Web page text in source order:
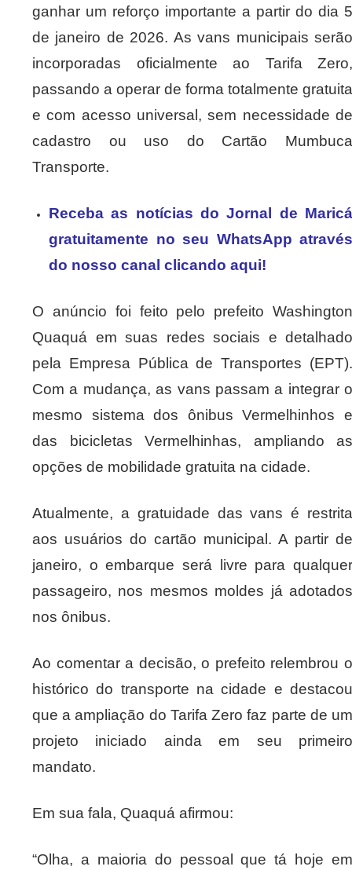
ganhar um reforço importante a partir do dia 5
de janeiro de 2026. As vans municipais serão
incorporadas oficialmente ao Tarifa Zero,
passando a operar de forma totalmente gratuita
e com acesso universal, sem necessidade de
cadastro ou uso do Cartão Mumbuca
Transporte.
Receba as notícias do Jornal de Maricá
gratuitamente no seu WhatsApp através
do nosso canal clicando aqui!
O anúncio foi feito pelo prefeito Washington
Quaquá em suas redes sociais e detalhado
pela Empresa Pública de Transportes (EPT).
Com a mudança, as vans passam a integrar o
mesmo sistema dos ônibus Vermelhinhos e
das bicicletas Vermelhinhas, ampliando as
opções de mobilidade gratuita na cidade.
Atualmente, a gratuidade das vans é restrita
aos usuários do cartão municipal. A partir de
janeiro, o embarque será livre para qualquer
passageiro, nos mesmos moldes já adotados
nos ônibus.
Ao comentar a decisão, o prefeito relembrou o
histórico do transporte na cidade e destacou
que a ampliação do Tarifa Zero faz parte de um
projeto iniciado ainda em seu primeiro
mandato.
Em sua fala, Quaquá afirmou:
“Olha, a maioria do pessoal que tá hoje em